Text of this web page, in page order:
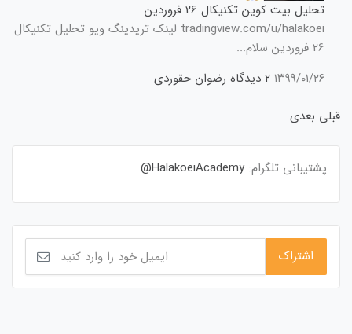
تحلیل بیت کوین تکنیکال 26 فروردین
tradingview.com/u/halakoei لینک تریدینگ ویو تحلیل تکنیکال
26 فروردین سلام...
۱۳۹۹/۰۱/۲۶ ۲ دیدگاه
رضوان حقوردی
قبلی بعدی
پشتیبانی تلگرام: HalakoeiAcademy@